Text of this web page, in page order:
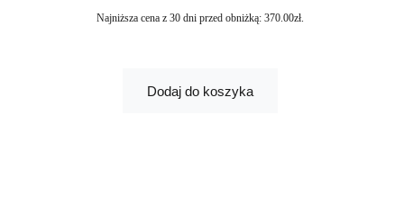
Najniższa cena z 30 dni przed obniżką: 370.00zł.
Dodaj do koszyka